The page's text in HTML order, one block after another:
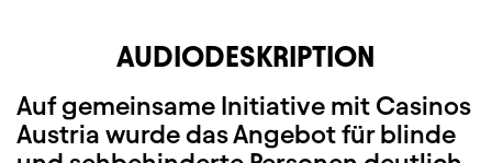
AUDIODESKRIPTION
Auf gemeinsame Initiative mit Casinos
Austria wurde das Angebot für blinde